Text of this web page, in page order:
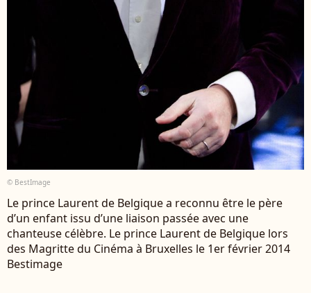
© BestImage
Le prince Laurent de Belgique a reconnu être le père
d’un enfant issu d’une liaison passée avec une
chanteuse célèbre. Le prince Laurent de Belgique lors
des Magritte du Cinéma à Bruxelles le 1er février 2014
Bestimage